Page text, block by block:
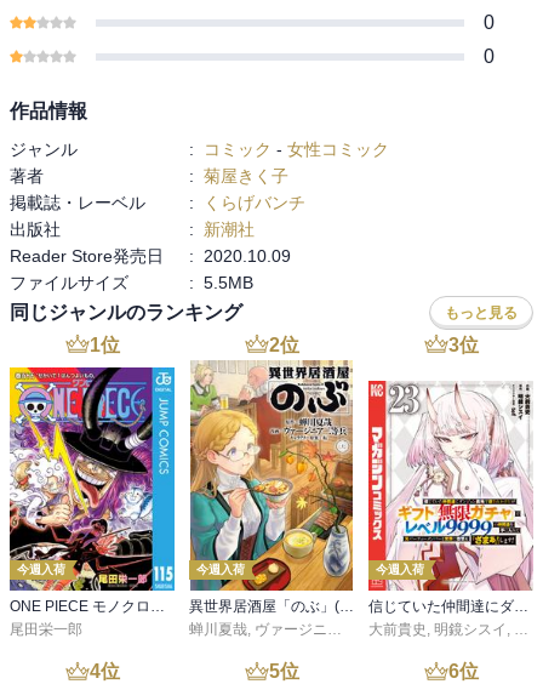
0
0
作品情報
ジャンル : コミック - 女性コミック
著者
: 菊屋きく子
掲載誌・レーベル
:
くらげバンチ
出版社
:
新潮社
Reader Store発売日
:
2020.10.09
ファイルサイズ
: 5.5MB
同じジャンルのランキング もっと見る
1位
今週入荷
ONE PIECE モノクロ版 115
尾田栄一郎
2位
今週入荷
異世界居酒屋「のぶ」(22)
蝉川夏哉, ヴァージニア二等兵 ,転
3位
今週入荷
信じていた仲間達にダンジョン奥地で殺されかけたがギフト『無限ガチャ』でレベル９９９９の仲間達を手に入れて元パーティーメンバーと世界に復讐＆『ざまぁ！』します！（２３）
大前貴史 , 明鏡シスイ , ｔ
4位 5位 6位